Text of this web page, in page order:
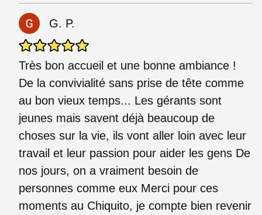
G. P.
Très bon accueil et une bonne ambiance !
De la convivialité sans prise de tête comme
au bon vieux temps... Les gérants sont
jeunes mais savent déjà beaucoup de
choses sur la vie, ils vont aller loin avec leur
travail et leur passion pour aider les gens De
nos jours, on a vraiment besoin de
personnes comme eux Merci pour ces
moments au Chiquito, je compte bien revenir